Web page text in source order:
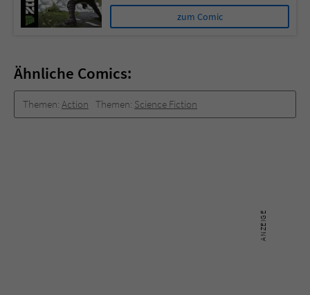
zum Comic
Ähnliche Comics:
Themen: Action Themen: Science Fiction